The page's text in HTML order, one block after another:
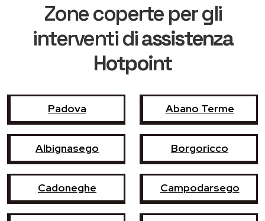
Zone coperte per gli
interventi diassistenza
Hotpoint
Padova Abano Terme
Albignasego Borgoricco
Cadoneghe Campodarsego